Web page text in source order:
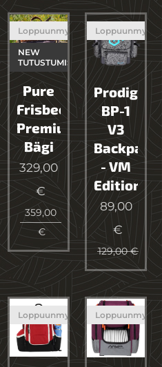
Pure
Frisbeegolf
Premium
Bägi
Loppuunmyyty
NEW
TUTUSTUMISTARJOUS
329,00
€
359,00
€
Prodigy
BP-1
V3
Backpack
- VM
Edition
Loppuunmyyty
89,00
€
129,00€
Loppuunmyyty Loppuunmyyty